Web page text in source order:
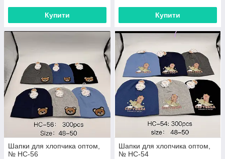
Купити Купити
Шапки для хлопчика оптом,
№ HC-56
Шапки для хлопчика оптом,
№ HC-54